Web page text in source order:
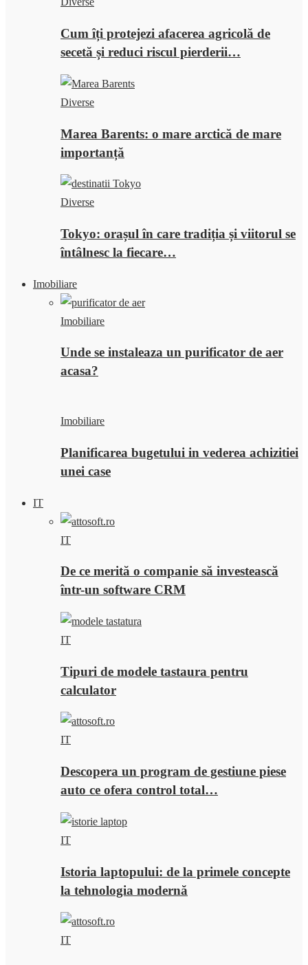
Cum îți protejezi afacerea agricolă de
secetă și reduci riscul pierderii…
Diverse
Marea Barents: o mare arctică de mare
importanță
Diverse
Tokyo: orașul în care tradiția și viitorul se
întâlnesc la fiecare…
Imobiliare
Imobiliare
Unde se instaleaza un purificator de aer
acasa?
Imobiliare
Planificarea bugetului in vederea achizitiei
unei case
IT
IT
De ce merită o companie să investească
într-un software CRM
IT
Tipuri de modele tastaura pentru
calculator
IT
Descopera un program de gestiune piese
auto ce ofera control total…
IT
Istoria laptopului: de la primele concepte
la tehnologia modernă
IT